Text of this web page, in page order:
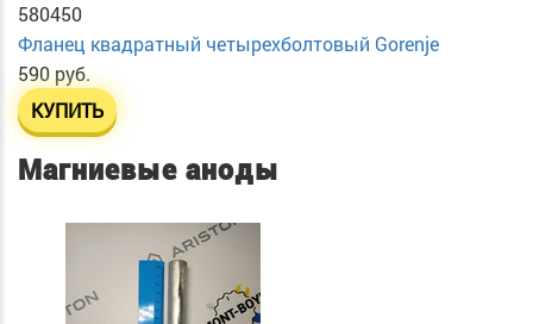
580450
Фланец квадратный четырехболтовый Gorenje
590 руб.
КУПИТЬ
Магниевые аноды